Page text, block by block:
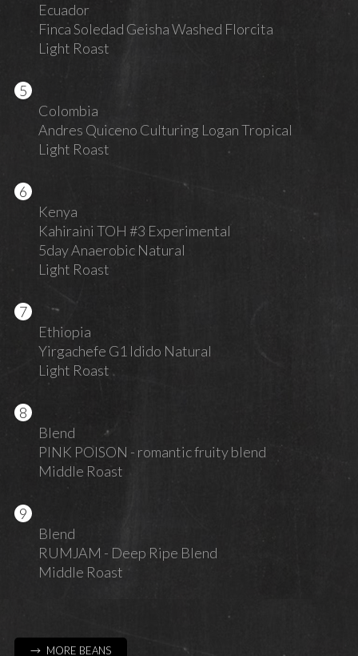
Ecuador
Finca Soledad Geisha Washed Florcita
Light Roast
Colombia
Andres Quiceno Culturing Logan Tropical
Light Roast
Kenya
Kahiraini TOH #3 Experimental
5day Anaerobic Natural
Light Roast
Ethiopia
Yirgachefe G1 Idido Natural
Light Roast
Blend
PINK POISON - romantic fruity blend
Middle Roast
Blend
RUMJAM - Deep Ripe Blend
Middle Roast
→ MORE BEANS